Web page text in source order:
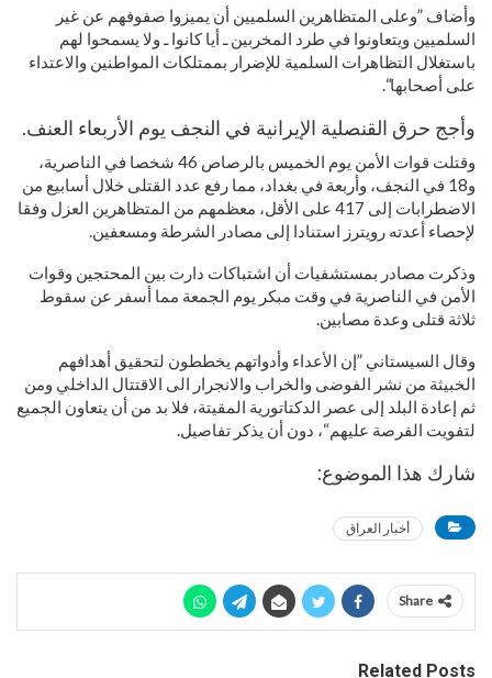
وأضاف ”وعلى المتظاهرين السلميين أن يميزوا صفوفهم عن غير
السلميين ويتعاونوا في طرد المخربين ـ أيا كانوا ـ ولا يسمحوا لهم
باستغلال التظاهرات السلمية للإضرار بممتلكات المواطنين والاعتداء
على أصحابها“.
وأجج حرق القنصلية الإيرانية في النجف يوم الأربعاء العنف.
وقتلت قوات الأمن يوم الخميس بالرصاص 46 شخصا في الناصرية،
و18 في النجف، وأربعة في بغداد، مما رفع عدد القتلى خلال أسابيع من
الاضطرابات إلى 417 على الأقل، معظمهم من المتظاهرين العزل وفقا
لإحصاء أعدته رويترز استنادا إلى مصادر الشرطة ومسعفين.
وذكرت مصادر بمستشفيات أن اشتباكات دارت بين المحتجين وقوات
الأمن في الناصرية في وقت مبكر يوم الجمعة مما أسفر عن سقوط
ثلاثة قتلى وعدة مصابين.
وقال السيستاني ”إن الأعداء وأدواتهم يخططون لتحقيق أهدافهم
الخبيثة من نشر الفوضى والخراب والانجرار الى الاقتتال الداخلي ومن
ثم إعادة البلد إلى عصر الدكتاتورية المقيتة، فلا بد من أن يتعاون الجميع
لتفويت الفرصة عليهم“، دون أن يذكر تفاصيل.
شارك هذا الموضوع:
أخبار العراق
Share
Related Posts